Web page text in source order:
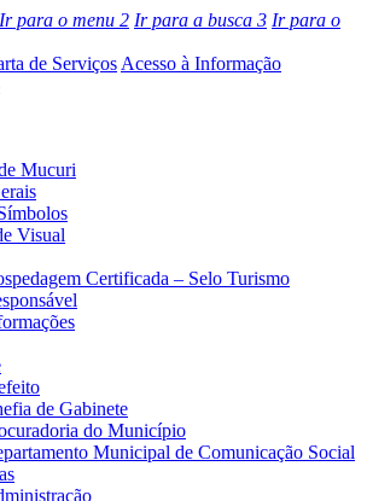
Ir para o menu 2 Ir para a busca 3 Ir para o
de Serviços Acesso à Informação
Mucuri
Visual
Certificada – Selo Turismo
de Gabinete
do Município
Municipal de Comunicação Social